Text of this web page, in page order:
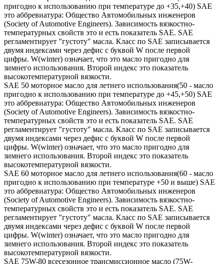
пригодно к использованию при температуре до +35,+40) SAE
это аббревиатура: Общество Автомобильных инженеров
(Society of Automotive Engineers). Зависимость вязкостно-
температурных свойств это и есть показатель SAE. SAE
регламентирует "густоту" масла. Класс по SAE записывается
двумя индексами через дефис с буквой W после первой
цифры. W(winter) означает, что это масло пригодно для
зимнего использования. Второй индекс это показатель
высокотемпературной вязкости.
SAE 50 моторное масло для летнего использования(50 - масло
пригодно к использованию при температуре до +45,+50) SAE
это аббревиатура: Общество Автомобильных инженеров
(Society of Automotive Engineers). Зависимость вязкостно-
температурных свойств это и есть показатель SAE. SAE
регламентирует "густоту" масла. Класс по SAE записывается
двумя индексами через дефис с буквой W после первой
цифры. W(winter) означает, что это масло пригодно для
зимнего использования. Второй индекс это показатель
высокотемпературной вязкости.
SAE 60 моторное масло для летнего использования(60 - масло
пригодно к использованию при температуре +50 и выше) SAE
это аббревиатура: Общество Автомобильных инженеров
(Society of Automotive Engineers). Зависимость вязкостно-
температурных свойств это и есть показатель SAE. SAE
регламентирует "густоту" масла. Класс по SAE записывается
двумя индексами через дефис с буквой W после первой
цифры. W(winter) означает, что это масло пригодно для
зимнего использования. Второй индекс это показатель
высокотемпературной вязкости.
SAE 75W-80 всесезонное трансмиссионное масло (75W-